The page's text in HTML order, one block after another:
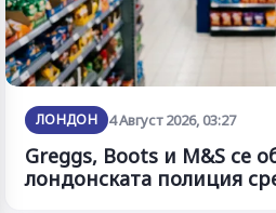
ЛОНДОН 4 Август 2026, 03:27
Greggs, Boots и M&S се
лондонската полиция